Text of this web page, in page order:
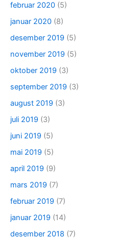
februar 2020 (5)
januar 2020 (8)
desember 2019 (5)
november 2019 (5)
oktober 2019 (3)
september 2019 (3)
august 2019 (3)
juli 2019 (3)
juni 2019 (5)
mai 2019 (5)
april 2019 (9)
mars 2019 (7)
februar 2019 (7)
januar 2019 (14)
desember 2018 (7)